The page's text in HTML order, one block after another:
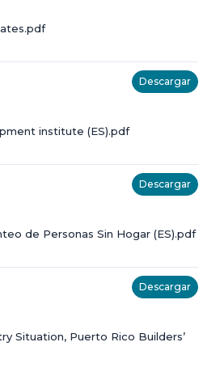
Descargar
institute (ES).pdf
Descargar
de Personas Sin Hogar (ES).pdf
Descargar
Situation, Puerto Rico Builders’